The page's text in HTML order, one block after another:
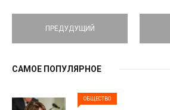
ПРЕДУДУЩИЙ
САМОЕ ПОПУЛЯРНОЕ
ОБЩЕСТВО